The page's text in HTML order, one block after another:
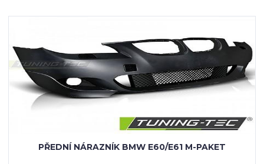
PŘEDNÍ NÁRAZNÍK BMW E60/E61 M-PAKET